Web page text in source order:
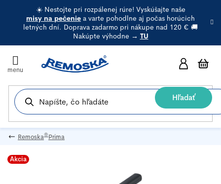
☀️ Nestojte pri rozpálenej rúre! Vyskúšajte naše
misy na pečenie a varte pohodlne aj počas horúcich
letných dní. Doprava zadarmo pri nákupe nad 120 € 🚚
Nakúpte výhodne → TU
Hľadať
Remoska®Prima
Akcia